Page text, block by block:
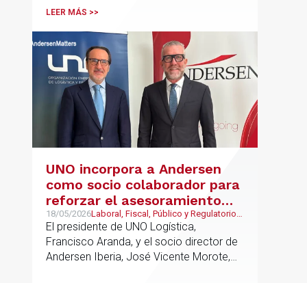
LEER MÁS >>
UNO incorpora a Andersen
como socio colaborador para
reforzar el asesoramiento
jurídico y fiscal del sector
logístico
18/05/2026Laboral, Fiscal, Público y Regulatorio,
Transporte, Movilidad & Logística
El presidente de UNO Logística,
Francisco Aranda, y el socio director de
Andersen Iberia, José Vicente Morote,